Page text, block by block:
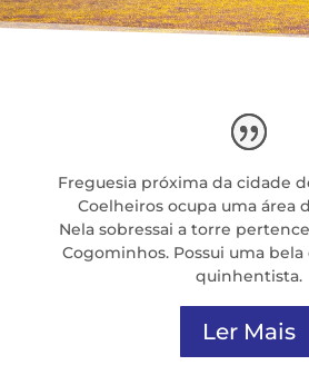
Freguesia próxima da cidade
Coelheiros ocupa uma área
Nela sobressai a torre
Cogominhos. Possui uma
quinhentista.
Ler Mais